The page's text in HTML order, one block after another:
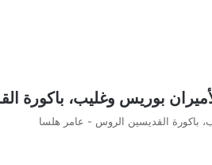
بوريس وغليب، باكورة
باكورة القديسين الروس - عامر هلسا